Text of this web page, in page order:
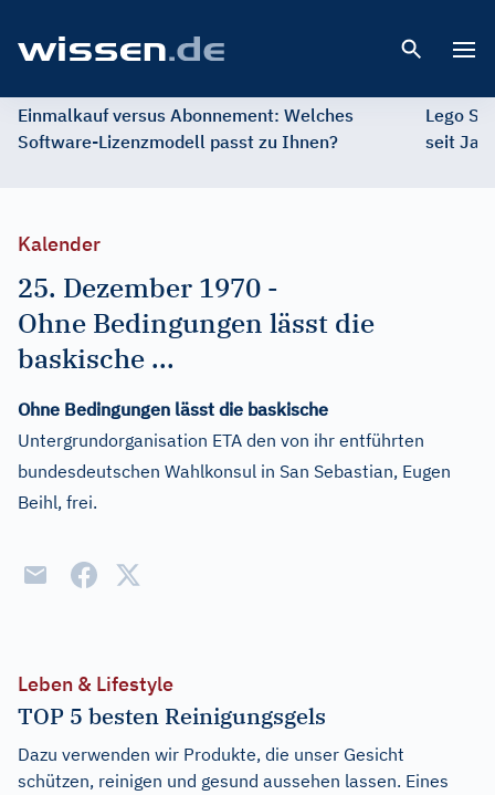
Einmalkauf versus Abonnement: Welches
Software-Lizenzmodell passt zu Ihnen?
Lego
seit
Kalender
25. Dezember 1970 -
Ohne Bedingungen lässt die
baskische ...
Ohne Bedingungen lässt die baskische
Untergrundorganisation ETA den von ihr entführten
bundesdeutschen Wahlkonsul in San Sebastian, Eugen
Beihl, frei.
Leben & Lifestyle
TOP 5 besten Reinigungsgels
Dazu verwenden wir Produkte, die unser Gesicht
schützen, reinigen und gesund aussehen lassen. Eines